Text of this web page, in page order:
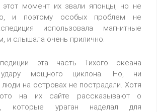
этот момент их звали японцы, но не
и поэтому особых проблем не
использовала магнитные
и слышала очень прилично.
эта часть Тихого океана
удару мощного циклона. Но, ни
люди на островах не пострадали. Хотя
на их сайте рассказывают о
которые ураган наделал для